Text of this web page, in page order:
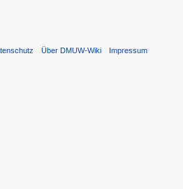
Über DMUW-Wiki Impressum